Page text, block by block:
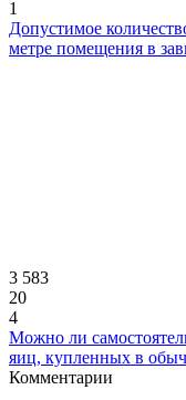
1
Допустимое
метре помещения в
3 583
20
4
Можно ли
яиц, купленных в
Комментарии